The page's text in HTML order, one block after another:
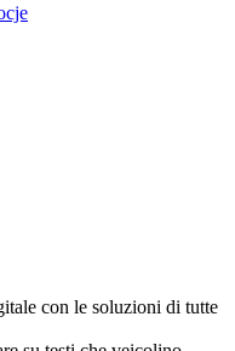
con le soluzioni di tutte